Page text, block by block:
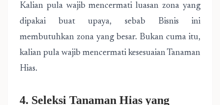
Kalian pula wajib mencermati luasan zona yang
dipakai buat upaya, sebab Bisnis ini
membutuhkan zona yang besar. Bukan cuma itu,
kalian pula wajib mencermati kesesuaian Tanaman
Hias.
4. Seleksi Tanaman Hias yang